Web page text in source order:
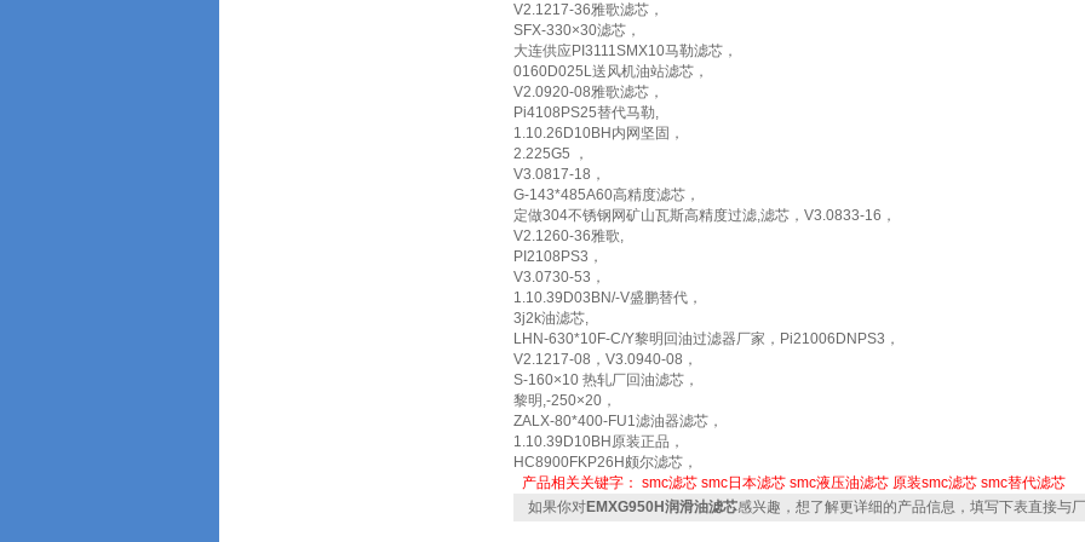
V2.1217-36雅歌滤芯，
SFX-330×30滤芯，
大连供应PI3111SMX10马勒滤芯，
0160D025L送风机油站滤芯，
V2.0920-08雅歌滤芯，
Pi4108PS25替代马勒,
1.10.26D10BH内网坚固，
2.225G5 ，
V3.0817-18，
G-143*485A60高精度滤芯，
定做304不锈钢网矿山瓦斯高精度过滤,滤芯，V3.0833-16，
V2.1260-36雅歌,
PI2108PS3，
V3.0730-53，
1.10.39D03BN/-V盛鹏替代，
3j2k油滤芯,
LHN-630*10F-C/Y黎明回油过滤器厂家，Pi21006DNPS3，
V2.1217-08，V3.0940-08，
S-160×10 热轧厂回油滤芯，
黎明,-250×20，
ZALX-80*400-FU1滤油器滤芯，
1.10.39D10BH原装正品，
HC8900FKP26H颇尔滤芯，
产品相关关键字： smc滤芯 smc日本滤芯 smc液压油滤芯 原装smc滤芯 smc替代滤芯
如果你对EMXG950H润滑油滤芯感兴趣，想了解更详细的产品信息，填写下表直接与厂